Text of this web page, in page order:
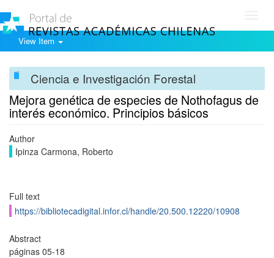
View Item
Ciencia e Investigación Forestal
Mejora genética de especies de Nothofagus de
interés económico. Principios básicos
Author
Ipinza Carmona, Roberto
Full text
https://bibliotecadigital.infor.cl/handle/20.500.12220/10908
Abstract
páginas 05-18